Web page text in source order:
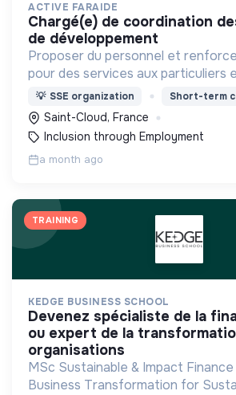
ACTIVE FARAIDE
chargé(e) de coordination des missions et
de développement
Proposer du personnel et
pour des services aux particuliers
professionnels des Hauts-de-
recrutons, formons et
personnes vers l'emploi durable !
💡 SSE organization Short-term
Saint-Cloud, France
Inclusion through Employment
a month ago
TRAINING
KEDGE BUSINESS SCHOOL
devenez spécialiste de la finance durable
ou expert de la
organisations
MSc Sustainable & Impact
Business Transformation for